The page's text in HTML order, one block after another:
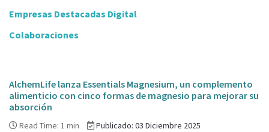
Empresas Destacadas Digital
Colaboraciones
AlchemLife lanza Essentials Magnesium, un complemento
alimenticio con cinco formas de magnesio para mejorar su
absorción
Read Time: 1 min Publicado: 03 Diciembre 2025